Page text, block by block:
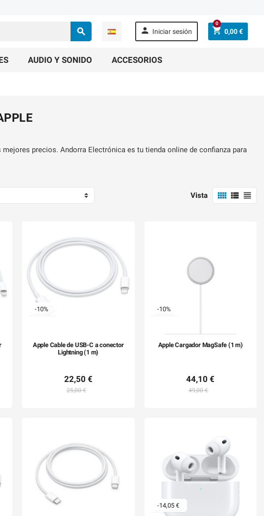
  Iniciar sesión  0,00 €
0
AUDIO Y SONIDO ACCESORIOS
precios. Andorra Electrónica es tu tienda online de confianza para
Vista   
-10%
Apple Cable de USB-C a conector
Lightning (1 m)
22,50 €
25,00 €
-10%
Apple Cargador MagSafe (1 m)
44,10 €
49,00 €
-14,05 €